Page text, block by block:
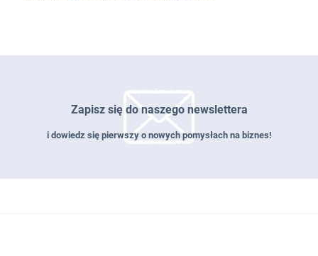
Zapisz się do naszego newslettera
i dowiedz się pierwszy o nowych pomysłach na biznes!